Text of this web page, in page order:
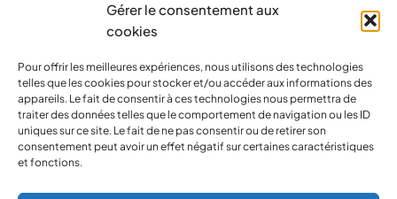
Gérer le consentement aux
cookies
Pour offrir les meilleures expériences, nous utilisons des technologies
telles que les cookies pour stocker et/ou accéder aux informations des
appareils. Le fait de consentir à ces technologies nous permettra de
traiter des données telles que le comportement de navigation ou les ID
uniques sur ce site. Le fait de ne pas consentir ou de retirer son
consentement peut avoir un effet négatif sur certaines caractéristiques
et fonctions.
contact@pirlove.com